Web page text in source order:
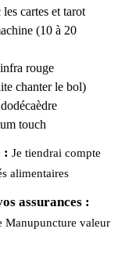
les cartes et tarot
(10 à 20
rouge
chanter le bol)
touch
: Je tiendrai compte
alimentaires
assurances :
Manupuncture valeur